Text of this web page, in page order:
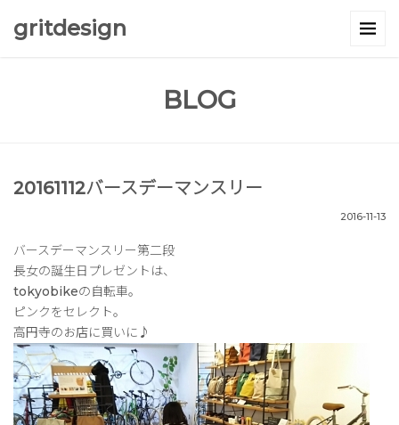
gritdesign
BLOG
20161112バースデーマンスリー
2016-11-13
バースデーマンスリー第二段
長女の誕生日プレゼントは、
tokyobikeの自転車。
ピンクをセレクト。
高円寺のお店に買いに♪